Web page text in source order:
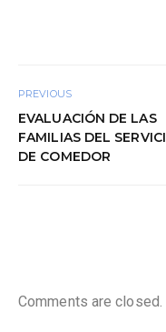
PREVIOUS
EVALUACIÓN DE LAS
FAMILIAS DEL
DE COMEDOR
Comments are closed.